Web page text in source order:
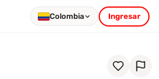
Colombia Ingresar